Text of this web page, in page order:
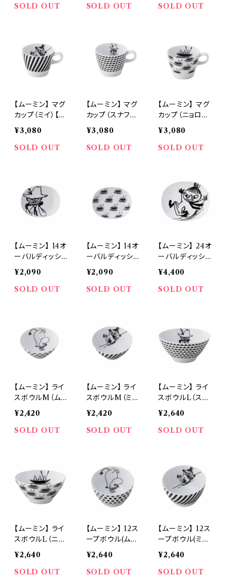
SOLD OUT
SOLD OUT
SOLD OUT
【ムーミン】 マグ
カップ（ミイ）【M
M700】
¥3,080
SOLD OUT
【ムーミン】 マグ
カップ（スナフキ
ン）【MM700】
¥3,080
SOLD OUT
【ムーミン】 マグ
カップ（ニョロニ
ョロ）【MM700】
¥3,080
SOLD OUT
【ムーミン】 14オ
ーバルディッシュ
M700】
¥2,090
SOLD OUT
【ムーミン】 14オ
ーバルディッシュ
【MM700】
¥2,090
SOLD OUT
【ムーミン】 24オ
ーバルディッシュ
（ミイ）【MM70
0】
¥4,400
SOLD OUT
【ムーミン】 ライ
スボウルM（ム
ーミン）【MM70
0】
¥2,420
SOLD OUT
【ムーミン】 ライ
スボウルM（ミ
イ）【MM700】
¥2,420
SOLD OUT
【ムーミン】 ライ
スボウルL（スナ
フキン）【MM70
0】
¥2,640
SOLD OUT
【ムーミン】 ライ
スボウルL（ニョ
ロニョロ）【MM
700】
¥2,640
SOLD OUT
【ムーミン】 12ス
ープボウル(ムー
ミン)【MM700】
¥2,640
SOLD OUT
【ムーミン】 12ス
ープボウル(ミ
イ)【MM700】
¥2,640
SOLD OUT